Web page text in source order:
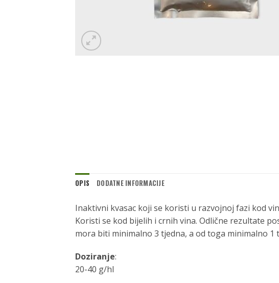
OPIS DODATNE INFORMACIJE
Inaktivni kvasac koji se koristi u razvojnoj fazi kod
Koristi se kod bijelih i crnih vina. Odlične rezultate
mora biti minimalno 3 tjedna, a od toga minimalno
Doziranje:
20-40 g/hl